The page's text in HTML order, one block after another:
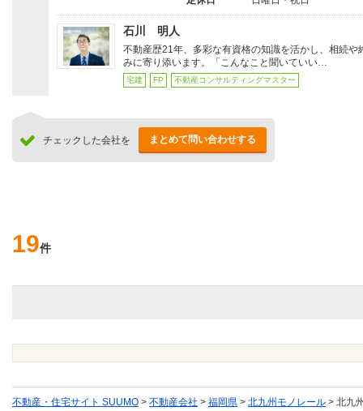
石川 明人
不動産歴21年、多彩な有資格の知識を活かし、相続や
みに寄り添います。「こんなこと聞いていい…
宅建 FP 不動産コンサルティングマスター
チェックした会社を まとめて問い合わせする
19件
不動産・住宅サイト SUUMO > 不動産会社 > 福岡県 > 北九州モノレール > 北九